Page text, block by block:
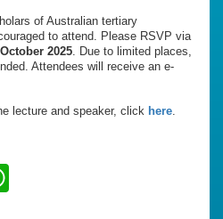
of Australian tertiary
to attend. Please RSVP via
2025. Due to limited places,
Attendees will receive an e-
lecture and speaker, click here.